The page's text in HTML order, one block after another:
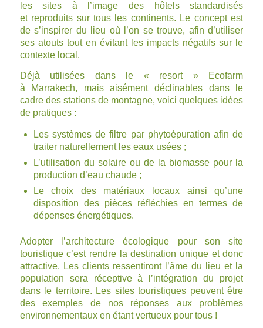
les sites à l’image des hôtels standardisés
et reproduits sur tous les continents. Le concept est
de s’inspirer du lieu où l’on se trouve, afin d’utiliser
ses atouts tout en évitant les impacts négatifs sur le
contexte local.
Déjà utilisées dans le « resort » Ecofarm
à Marrakech, mais aisément déclinables dans le
cadre des stations de montagne, voici quelques idées
de pratiques :
Les systèmes de filtre par phytoépuration afin de
traiter naturellement les eaux usées ;
L’utilisation du solaire ou de la biomasse pour la
production d’eau chaude ;
Le choix des matériaux locaux ainsi qu’une
disposition des pièces réfléchies en termes de
dépenses énergétiques.
Adopter l’architecture écologique pour son site
touristique c’est rendre la destination unique et donc
attractive. Les clients ressentiront l’âme du lieu et la
population sera réceptive à l’intégration du projet
dans le territoire. Les sites touristiques peuvent être
des exemples de nos réponses aux problèmes
environnementaux en étant vertueux pour tous !